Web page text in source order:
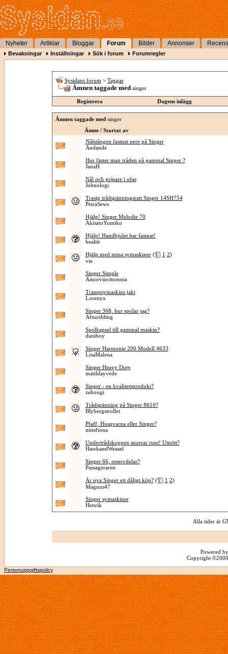
Nyheter Artiklar Bloggar Forum Bilder Annonser
Bevakningar Inställningar Sök i forum Forumregler
Sysidans forum > Taggar
Ämnen taggade med singer
Registrera Dagens inlägg
Ämnen taggade med singer
Ämne / Startat av
Nålstången fastnat nere på Singer
Andande
Hur fäster man tråden på gammal Singer ?
JanaH
Nål och gripare i ofas
Johnologi
Trasig trådspänningsratt Singer 14SH754
PetraSews
Hjälp! Singer Melodie 70
AkisatoYumiko
Hjälp! Handhjulet har fastnat!
bealitt
Hjälp med mina symaskiner ( 1 2)
vie
Singer Simple
Amorvincitomnia
Trampsymaskins jakt
Lorenyx
Singer 368, hur spolar jag?
Afturelding
Spolkapsel till gammal maskin?
daniboy
Singer Harmonie 200 Modell 4633
LisaMalena
Singer Heavy Duty
matildayvede
Singer - en kvalitetsprodukt?
zehougi
Trådspänning på Singer 8610?
Blybergstrollet
Pfaff, Husqvarna eller Singer?
missfiona
Undertrådskoppen snurrar runt! Utnött?
HawkandWeasel
Singer 66, reservdelar?
Passageraren
Är nya Singer ett dåligt köp? ( 1 2)
Magnus47
Singer symaskiner
Henrik
Alla tider är
Powered
Copyright
Personuppgiftspolicy